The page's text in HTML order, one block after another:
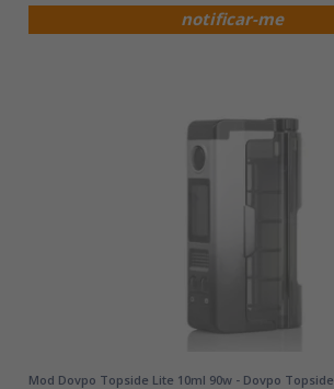
notificar-me
Mod Dovpo Topside Lite 10ml 90w - Dovpo Topside